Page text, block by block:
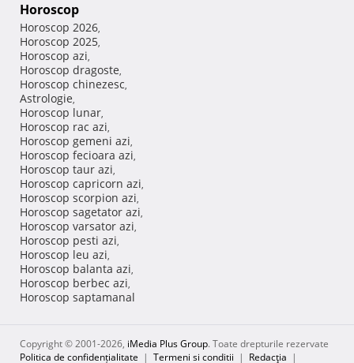
Horoscop
Horoscop 2026,
Horoscop 2025,
Horoscop azi,
Horoscop dragoste,
Horoscop chinezesc,
Astrologie,
Horoscop lunar,
Horoscop rac azi,
Horoscop gemeni azi,
Horoscop fecioara azi,
Horoscop taur azi,
Horoscop capricorn azi,
Horoscop scorpion azi,
Horoscop sagetator azi,
Horoscop varsator azi,
Horoscop pesti azi,
Horoscop leu azi,
Horoscop balanta azi,
Horoscop berbec azi,
Horoscop saptamanal
Copyright © 2001-2026, iMedia Plus Group. Toate drepturile rezervate
Politica de confidențialitate | Termeni si conditii | Redacţia |